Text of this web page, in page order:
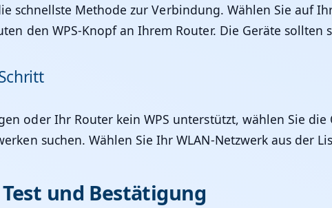
schnellste Methode zur Verbindung. Wählen Sie auf
den WPS-Knopf an Ihrem Router. Die Geräte
oder Ihr Router kein WPS unterstützt, wählen Sie
suchen. Wählen Sie Ihr WLAN-Netzwerk aus der
und Bestätigung